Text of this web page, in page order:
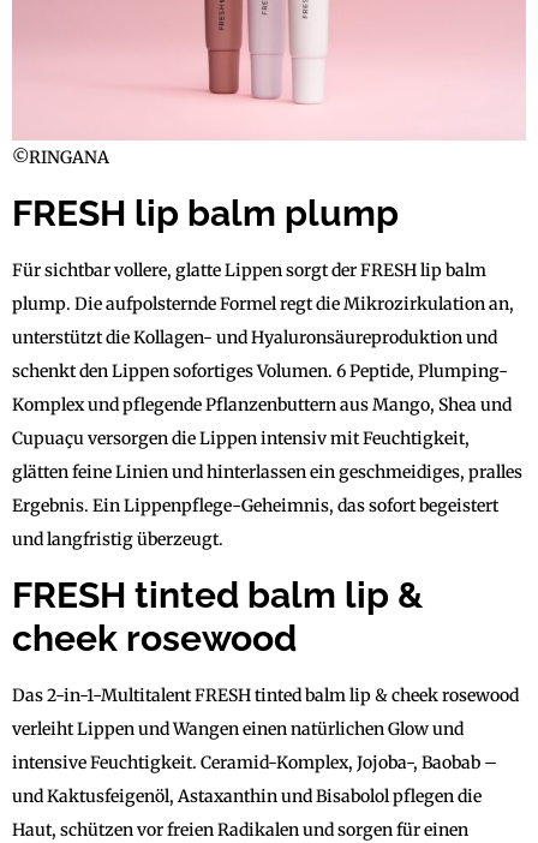
©RINGANA
FRESH lip balm plump
Für sichtbar vollere, glatte Lippen sorgt der FRESH lip balm
plump. Die aufpolsternde Formel regt die Mikrozirkulation an,
unterstützt die Kollagen- und Hyaluronsäureproduktion und
schenkt den Lippen sofortiges Volumen. 6 Peptide, Plumping-
Komplex und pflegende Pflanzenbuttern aus Mango, Shea und
Cupuaçu versorgen die Lippen intensiv mit Feuchtigkeit,
glätten feine Linien und hinterlassen ein geschmeidiges, pralles
Ergebnis. Ein Lippenpflege-Geheimnis, das sofort begeistert
und langfristig überzeugt.
FRESH tinted balm lip &
cheek rosewood
Das 2-in-1-Multitalent FRESH tinted balm lip & cheek rosewood
verleiht Lippen und Wangen einen natürlichen Glow und
intensive Feuchtigkeit. Ceramid-Komplex, Jojoba-, Baobab –
und Kaktusfeigenöl, Astaxanthin und Bisabolol pflegen die
Haut, schützen vor freien Radikalen und sorgen für einen